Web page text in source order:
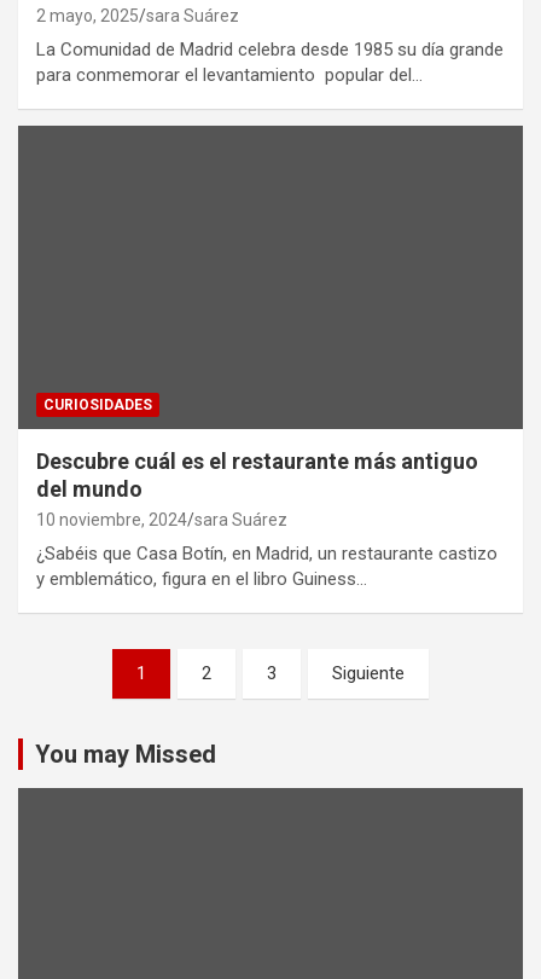
2 mayo, 2025 sara Suárez
La Comunidad de Madrid celebra desde 1985 su día grande
para conmemorar el levantamiento popular del…
CURIOSIDADES
Descubre cuál es el restaurante más antiguo
del mundo
10 noviembre, 2024 sara Suárez
¿Sabéis que Casa Botín, en Madrid, un restaurante castizo
y emblemático, figura en el libro Guiness…
Paginación
entradas
1 2 3 Siguiente
You may Missed